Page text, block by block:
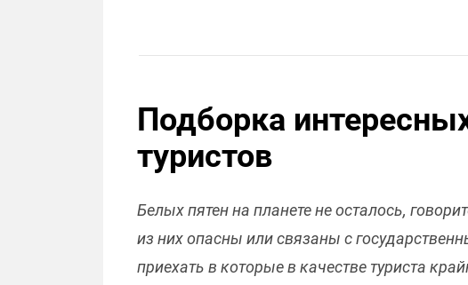
Подборка
туристов
Белых пятен на планете не осталось,
из них опасны или связаны с
приехать в которые в качестве туриста